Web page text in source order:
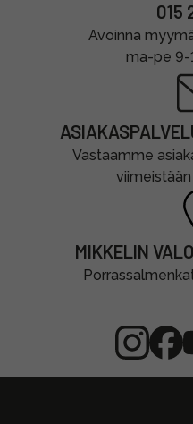
015
Avoinna
ma-pe 9-
Vastaamme
MIKKELIN